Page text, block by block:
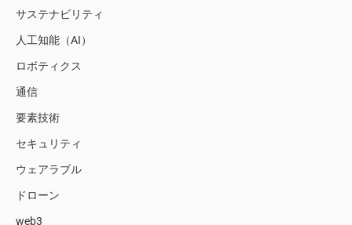
サステナビリティ
人工知能（AI）
ロボティクス
通信
要素技術
セキュリティ
ウェアラブル
ドローン
web3